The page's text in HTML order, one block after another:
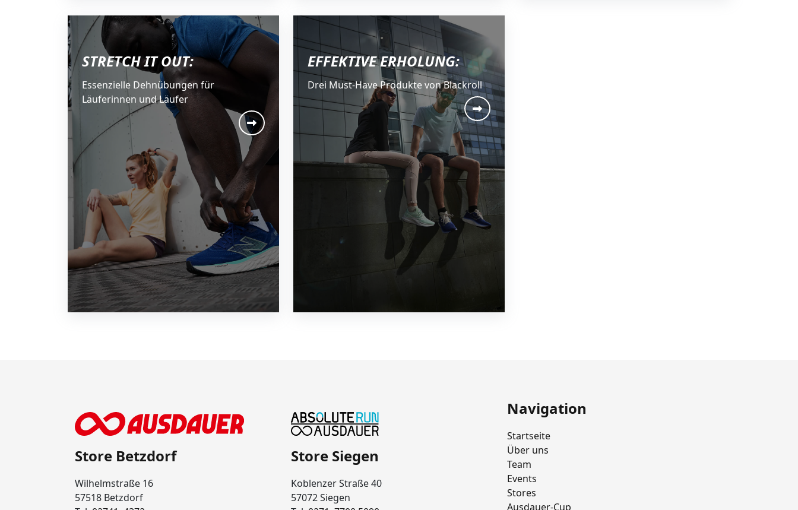
STRETCH IT OUT:
Essenzielle Dehnübungen für
Läuferinnen und Läufer
EFFEKTIVE ERHOLUNG:
Drei Must-Have Produkte von Blackroll
Store Betzdorf
Wilhelmstraße 16
57518 Betzdorf
Store Siegen
Koblenzer Straße 40
57072 Siegen
Navigation
Startseite
Über uns
Team
Events
Stores
Ausdauer-Cup